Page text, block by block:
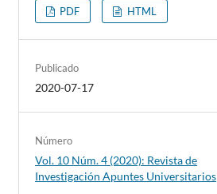
PDF HTML
Publicado
2020-07-17
Número
Vol. 10 Núm. 4 (2020): Revista de
Investigación Apuntes Universitarios